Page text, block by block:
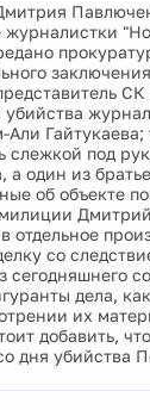
журналистки
Гайтукаева;
под
а один из
об объекте
отдельное
со
сегодняшнего
дела,
их
добавить,
дня убийства